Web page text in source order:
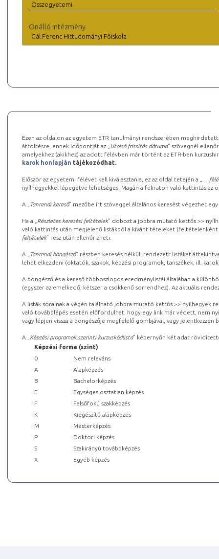
Összegyetemi
Önálló intézmény
Gál Ferenc Hittudományi Főiskola
Ezen az oldalon az egyetem ETR tanulmányi rendszerében
áttöltésre, ennek időpontját az „ Utolsó frissítés dátuma” szövegnél
amelyekhez (akikhez) az adott félévben már történt az ETR-ben
karok honlapján tájékozódhat.
Először az egyetemi félévet kell kiválasztania, ez az oldal tetején a „
…
nyílhegyekkel lépegetve lehetséges. Magán a feliraton való kattintás az
A „ Tanrendi kereső” mezőbe írt szöveggel általános keresést végezhet
Ha a „ Részletes keresési feltételek” dobozt a jobbra mutató kettős >>
való kattintás után megjelenő listákból a kívánt tételeket (feltételenként
feltételek” rész után ellenőrizheti.
A „ Tanrendi böngésző” részben keresés nélkül, rendezett listákat
lehet elkezdeni (oktatók, szakok, képzési programok, tanszékek, ill.
A böngésző és a kereső többoszlopos eredménylistái általában a
(egyszer az emelkedő, kétszer a csökkenő sorrendhez). Az aktuális
A listák sorainak a végén található jobbra mutató kettős >> nyílhegyek
való továbblépés esetén előfordulhat, hogy egy link már védett, nem
vagy lépjen vissza a böngészője megfelelő gombjával, vagy
A „ Képzési programok szerinti kurzuskódlista” képernyőn két adat
Képzési forma (szint)
0
Nem releváns
A
Alapképzés
B
Bachelorképzés
E
Egységes osztatlan képzés
F
Felsőfokú szakképzés
K
Kiegészítő alapképzés
M
Mesterképzés
P
Doktori képzés
S
Szakirányú továbbképzés
X
Egyéb képzés